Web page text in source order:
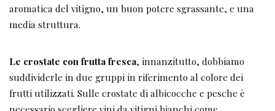
aromatica del vitigno, un buon potere sgrassante, e una
media struttura.
Le crostate con frutta fresca, innanzitutto, dobbiamo
suddividerle in due gruppi in riferimento al colore dei
frutti utilizzati. Sulle crostate di albicocche e pesche è